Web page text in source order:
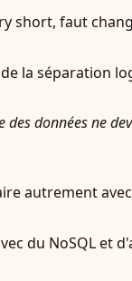
short, faut
la séparation
des données ne
autrement
du NoSQL et